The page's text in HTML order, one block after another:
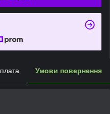
Умови повернення